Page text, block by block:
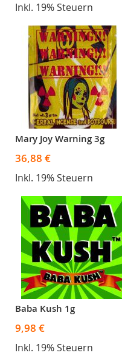
Inkl. 19% Steuern
Mary Joy Warning 3g
36,88 €
Inkl. 19% Steuern
Baba Kush 1g
9,98 €
Inkl. 19% Steuern